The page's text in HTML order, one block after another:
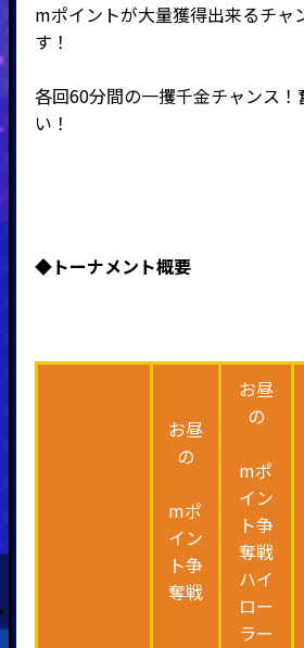
mポイントが大量獲得出来るチャ
す！
各回60分間の一攫千金チャンス！
い！
◆トーナメント概要
お昼
の
mポ
イン
ト争
奪戦
お昼
の
mポ
イン
ト争
奪戦
ハイ
ロー
ラー